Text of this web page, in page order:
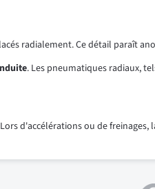
radialement. Ce détail paraît
. Les pneumatiques radiaux,
d'accélérations ou de